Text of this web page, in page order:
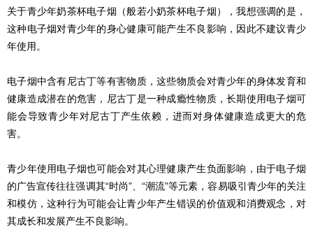
关于青少年奶茶杯电子烟（般若小奶茶杯电子烟），我想强调的是，
这种电子烟对青少年的身心健康可能产生不良影响，因此不建议青少
年使用。
电子烟中含有尼古丁等有害物质，这些物质会对青少年的身体发育和
健康造成潜在的危害，尼古丁是一种成瘾性物质，长期使用电子烟可
能会导致青少年对尼古丁产生依赖，进而对身体健康造成更大的危
害。
青少年使用电子烟也可能会对其心理健康产生负面影响，由于电子烟
的广告宣传往往强调其“时尚”、“潮流”等元素，容易吸引青少年的关注
和模仿，这种行为可能会让青少年产生错误的价值观和消费观念，对
其成长和发展产生不良影响。